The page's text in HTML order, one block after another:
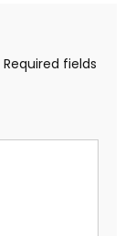
Required fields